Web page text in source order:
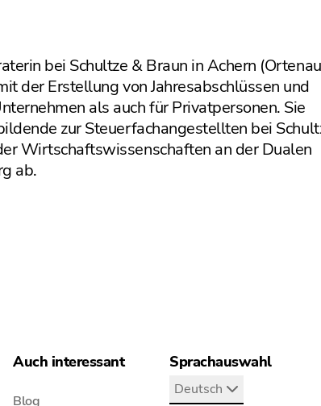
bei Schultze & Braun in Achern
der Erstellung von Jahresabschlüssen und
als auch für Privatpersonen. Sie
zur Steuerfachangestellten bei
Wirtschaftswissenschaften an der Dualen
ab.
Auch interessant
Blog
Sprachauswahl
Deutsch